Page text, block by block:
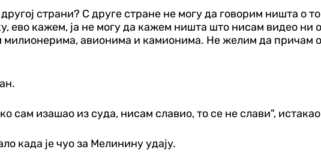
страни? С друге стране не могу да говорим ништа о
ево кажем, ја не могу да кажем ништа што нисам видео ни
авионима и камионима. Не желим да причам
сам изашао из суда, нисам славио, то се не слави", истакао
када је чуо за Мелинину удају.